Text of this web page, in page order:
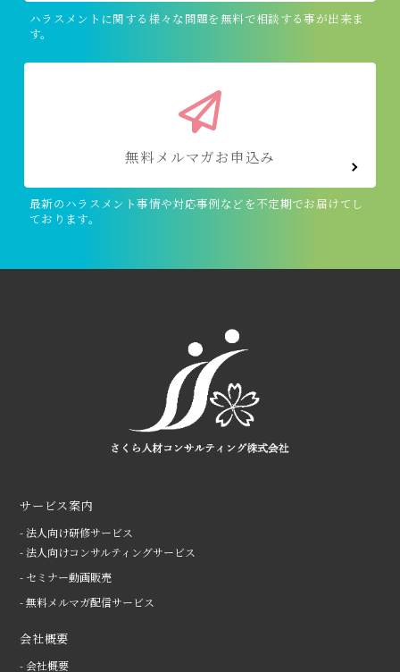
ハラスメントに関する様々な問題を無料で相談する事が出来ま
す。
無料メルマガお申込み
最新のハラスメント事情や対応事例などを不定期でお届けてし
ております。
サービス案内
- 法人向け研修サービス
- 法人向けコンサルティングサービス
- セミナー動画販売
- 無料メルマガ配信サービス
会社概要
- 会社概要